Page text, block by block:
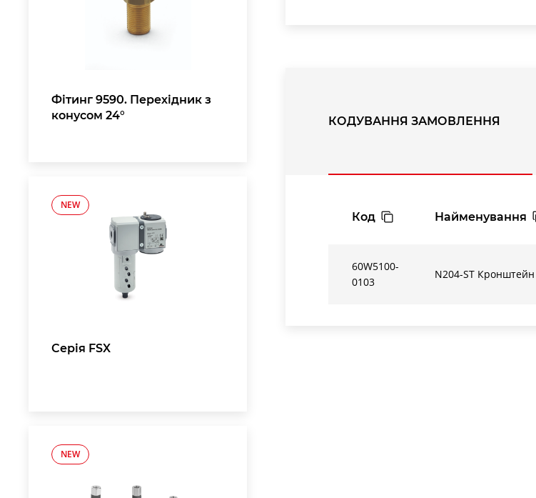
Фітинг 9590. Перехідник з
конусом 24°
NEW
Серія FSX
NEW
КОДУВАННЯ ЗАМОВЛЕННЯ
Код Найменування
60W5100-
0103
N204-ST Кронштейн